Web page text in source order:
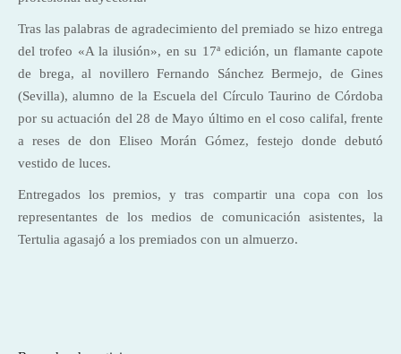
Tras las palabras de agradecimiento del premiado se hizo entrega
del trofeo «A la ilusión», en su 17ª edición, un flamante capote
de brega, al novillero Fernando Sánchez Bermejo, de Gines
(Sevilla), alumno de la Escuela del Círculo Taurino de Córdoba
por su actuación del 28 de Mayo último en el coso califal, frente
a reses de don Eliseo Morán Gómez, festejo donde debutó
vestido de luces.
Entregados los premios, y tras compartir una copa con los
representantes de los medios de comunicación asistentes, la
Tertulia agasajó a los premiados con un almuerzo.